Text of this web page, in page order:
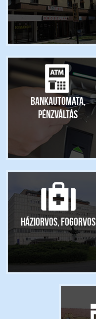
Bankautomata,
pénzváltás
Háziorvos, fogorvos